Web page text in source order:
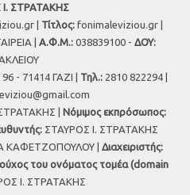
ΣΤΡΑΤΑΚΗΣ
| Τίτλος:fonimaleviziou.gr |
| Α.Φ.Μ.: 038839100 - ΔΟΥ:
- 71414 ΓΑΖΙ | Τηλ.: 2810 822294 |
| Νόμιμος εκπρόσωπος:
ΣΤΑΥΡΟΣ Ι. ΣΤΡΑΤΑΚΗΣ
ΚΑΦΕΤΖΟΠΟΥΛΟΥ | Διαχειριστής:
του ονόματος τομέα (domain
Ι. ΣΤΡΑΤΑΚΗΣ